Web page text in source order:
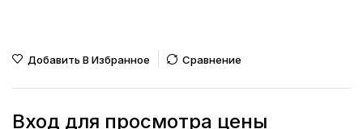
Добавить В Избранное Сравнение
Вход для просмотра цены